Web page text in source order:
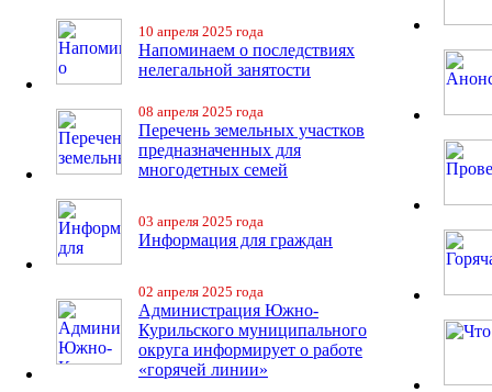
10 апреля 2025 года
Напоминаем о последствиях
нелегальной занятости
08 апреля 2025 года
Перечень земельных участков
предназначенных для
многодетных семей
03 апреля 2025 года
Информация для граждан
02 апреля 2025 года
Администрация Южно-
Курильского муниципального
округа информирует о работе
«горячей линии»